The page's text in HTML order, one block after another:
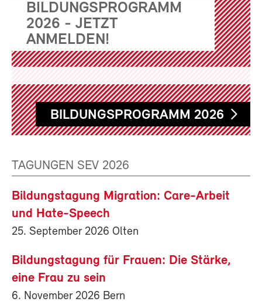
BILDUNGSPROGRAMM
2026 - JETZT
ANMELDEN!
BILDUNGSPROGRAMM 2026
TAGUNGEN SEV 2026
Bildungstagung Migration: Care-Arbeit
und Hate-Speech
25. September 2026 Olten
Bildungstagung für Frauen: Die Stärke,
eine Frau zu sein
6. November 2026 Bern